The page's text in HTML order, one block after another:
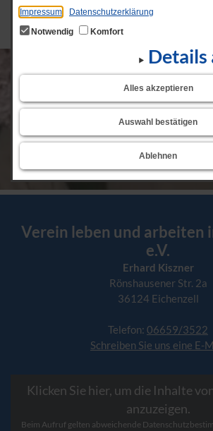
Impressum
Datenschutzerklärung
Notwendig
Komfort
Details
Alles akzeptieren
Auswahl bestätigen
Ablehnen
Zum Seitenanfang
Verein leben und arbeiten
e.V.
Erhard Kiszner
Rönshausener Str. 2a
36124 Eichenzell
Telefon: 06659/3522
Schreiben Sie uns eine E-
Klicken Sie hier, um die Inhalte
anzuzeigen.
Beim Aufruf gelten abweichende